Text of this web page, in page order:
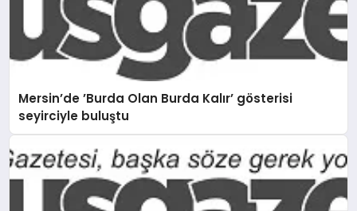
Mersin’de ’Burda Olan Burda Kalır’ gösterisi
seyirciyle buluştu